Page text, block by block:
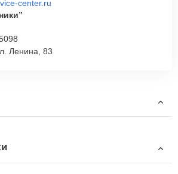
Ленина, 83
center.ru